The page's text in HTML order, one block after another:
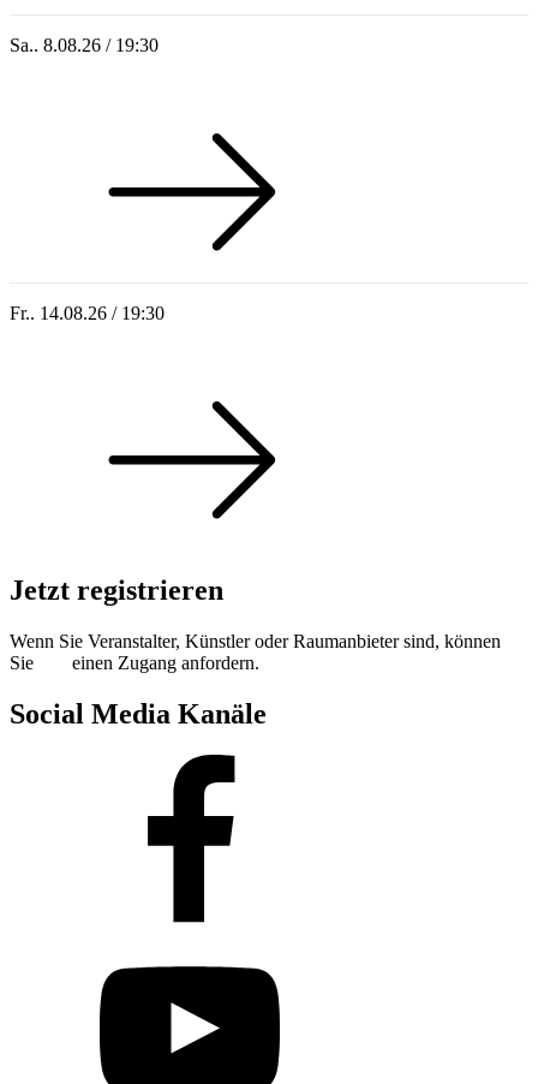
Sa.. 8.08.26 / 19:30
Fr.. 14.08.26 / 19:30
Jetzt registrieren
Wenn Sie Veranstalter, Künstler oder Raumanbieter sind, können
Sie
einen Zugang anfordern.
Social Media Kanäle